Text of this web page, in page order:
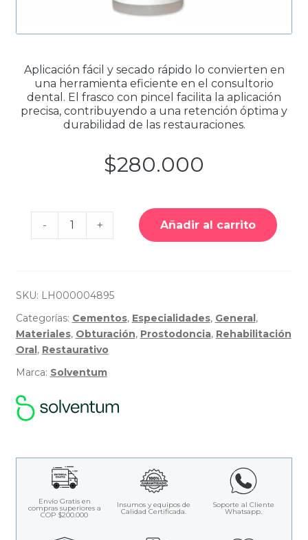
Aplicación fácil y secado rápido lo convierten en
una herramienta eficiente en el consultorio
dental. El frasco con pincel facilita la aplicación
precisa, contribuyendo a una retención óptima y
durabilidad de las restauraciones.
$280.000
Cantidad
de
Relyx™
- + Añadir al carrito
SKU: LH000004895
Categorías: Cementos, Especialidades, General,
Materiales, Obturación, Prostodoncia, Rehabilitación
Oral, Restaurativo
Marca: Solventum
Envío Gratis en
compras superiores a
COP $200.000
Insumos y equipos de
Calidad Certificada.
Soporte al Cliente
Whatsapp.